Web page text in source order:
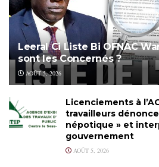
Leeral Ci Liste Bi OFNAC
sont les Concernés ?
AOÛT 5, 2026
Licenciements à
travailleurs
népotique » et
gouvernement
AOÛT 5, 2026